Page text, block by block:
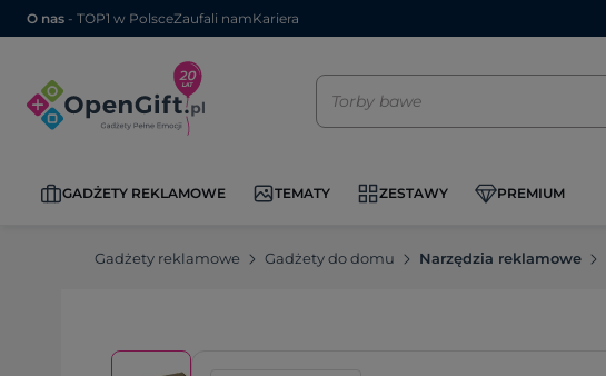
O nas - TOP1 w PolsceZaufali namKariera
GADŻETY REKLAMOWE TEMATY ZESTAWY PREMIUM
Gadżety reklamowe Gadżety do domu Narzędzia reklamowe